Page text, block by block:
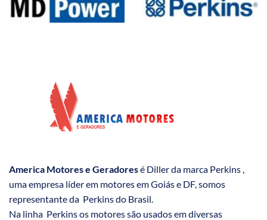
America Motores e Geradoresé Diller da marca Perkins ,
uma empresa líder em motores em Goiás e DF, somos
representante da Perkins do Brasil.
Na linha Perkins os motores são usados em diversas